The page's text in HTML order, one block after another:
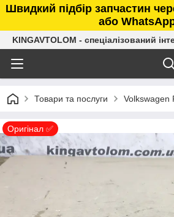
Швидкий підбір запчастин
або
KINGAVTOLOM - спеціалізований
Товари та послуги Volkswagen
Оригінал ✅